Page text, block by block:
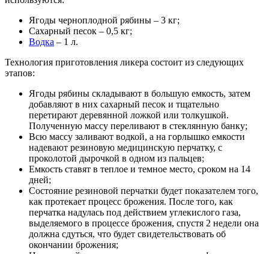
Ягоды черноплодной рябины – 3 кг;
Сахарный песок – 0,5 кг;
Водка – 1 л.
Технология приготовления ликера состоит из следующих
этапов:
Ягоды рябины складывают в большую емкость, затем
добавляют в них сахарный песок и тщательно
перетирают деревянной ложкой или толкушкой.
Полученную массу переливают в стеклянную банку;
Всю массу заливают водкой, а на горлышко емкости
надевают резиновую медицинскую перчатку, с
проколотой дырочкой в одном из пальцев;
Емкость ставят в теплое и темное место, сроком на 14
дней;
Состояние резиновой перчатки будет показателем того,
как протекает процесс брожения. После того, как
перчатка надулась под действием углекислого газа,
выделяемого в процессе брожения, спустя 2 недели она
должна сдуться, что будет свидетельствовать об
окончании брожения;